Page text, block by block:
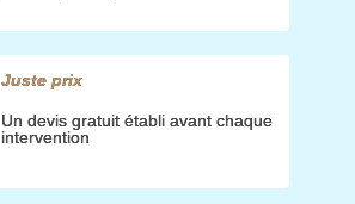
Juste prix
Un devis gratuit établi avant chaque
intervention